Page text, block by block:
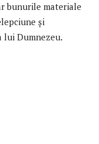
bunurile materiale
și
Dumnezeu.